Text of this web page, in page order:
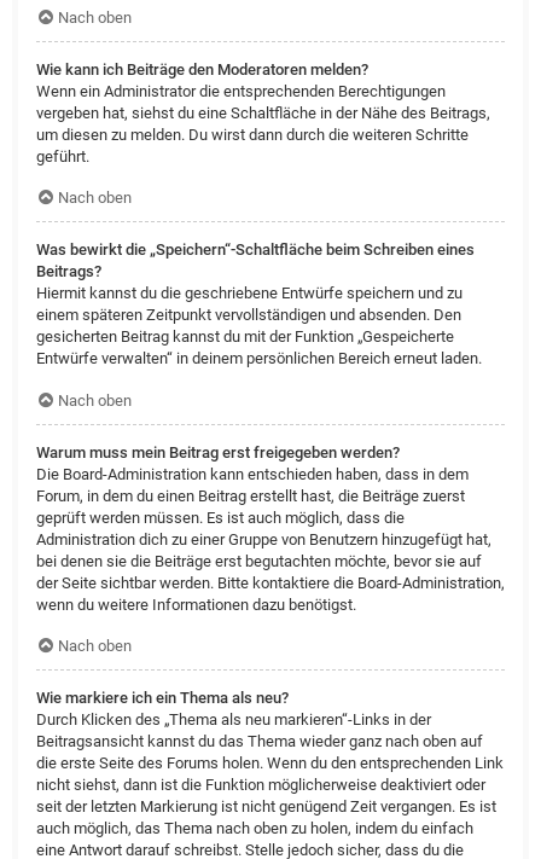
Nach oben
Wie kann ich Beiträge den Moderatoren melden?
Wenn ein Administrator die entsprechenden Berechtigungen
vergeben hat, siehst du eine Schaltfläche in der Nähe des Beitrags,
um diesen zu melden. Du wirst dann durch die weiteren Schritte
geführt.
Nach oben
Was bewirkt die „Speichern“-Schaltfläche beim Schreiben eines
Beitrags?
Hiermit kannst du die geschriebene Entwürfe speichern und zu
einem späteren Zeitpunkt vervollständigen und absenden. Den
gesicherten Beitrag kannst du mit der Funktion „Gespeicherte
Entwürfe verwalten“ in deinem persönlichen Bereich erneut laden.
Nach oben
Warum muss mein Beitrag erst freigegeben werden?
Die Board-Administration kann entschieden haben, dass in dem
Forum, in dem du einen Beitrag erstellt hast, die Beiträge zuerst
geprüft werden müssen. Es ist auch möglich, dass die
Administration dich zu einer Gruppe von Benutzern hinzugefügt hat,
bei denen sie die Beiträge erst begutachten möchte, bevor sie auf
der Seite sichtbar werden. Bitte kontaktiere die Board-Administration,
wenn du weitere Informationen dazu benötigst.
Nach oben
Wie markiere ich ein Thema als neu?
Durch Klicken des „Thema als neu markieren“-Links in der
Beitragsansicht kannst du das Thema wieder ganz nach oben auf
die erste Seite des Forums holen. Wenn du den entsprechenden Link
nicht siehst, dann ist die Funktion möglicherweise deaktiviert oder
seit der letzten Markierung ist nicht genügend Zeit vergangen. Es ist
auch möglich, das Thema nach oben zu holen, indem du einfach
eine Antwort darauf schreibst. Stelle jedoch sicher, dass du die